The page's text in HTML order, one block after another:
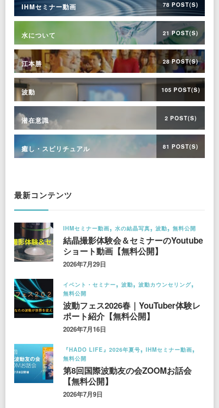
IHMセミナー動画 78 POST(S)
水について 21 POST(S)
江本勝 28 POST(S)
波動 105 POST(S)
潜在意識 2 POST(S)
癒し・スピリチュアル 81 POST(S)
最新コンテンツ
IHMセミナー動画 水の結晶写真 波動 無料公開
結晶撮影体験会＆セミナーのYoutube
ショート動画【無料公開】
2026年7月29日
イベント・セミナー 波動
波動カウンセリング
無料公開
波動フェス2026春｜YouTuber体験レ
ポート紹介【無料公開】
2026年7月16日
『HADO LIFE』2026年夏号
IHMセミナー動画
無料公開
第8回国際波動友の会ZOOMお話会
【無料公開】
2026年7月9日